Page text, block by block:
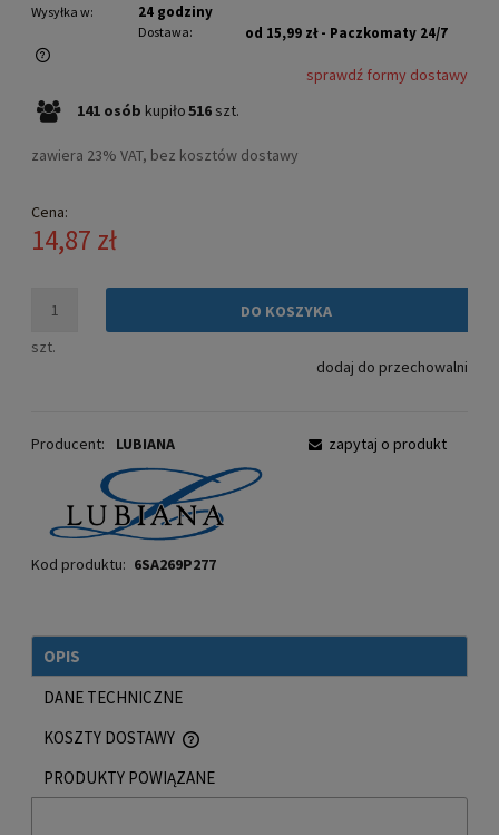
Wysyłka w: 24 godziny
Dostawa: od 15,99 zł - Paczkomaty 24/7
Cena nie zawiera ewentualnych kosztów płatności
sprawdź formy dostawy
141 osób kupiło516 szt.
zawiera 23% VAT, bez kosztów dostawy
Cena:
14,87 zł
szt.
DO KOSZYKA
dodaj do przechowalni
Producent: LUBIANA
Kod produktu: 6SA269P277
zapytaj o produkt
OPIS
DANE TECHNICZNE
KOSZTY DOSTAWY
CENA NIE ZAWIERA EWENTUALNYCH KOSZTÓW PŁATNOŚCI
PRODUKTY POWIĄZANE